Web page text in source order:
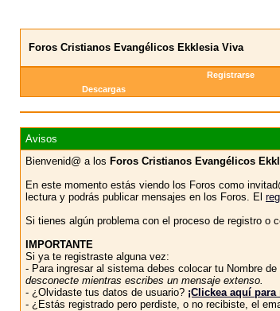
Foros Cristianos Evangélicos Ekklesia Viva
Registrarse
Descargas
Avisos
Bienvenid@ a los Foros Cristianos Evangélicos
En este momento estás viendo los Foros como
lectura y podrás publicar mensajes en los Foros. El
Si tienes algún problema con el proceso de registro o
IMPORTANTE
Si ya te registraste alguna vez:
- Para ingresar al sistema debes colocar tu Nombre
desconecte mientras escribes un mensaje extenso.
- ¿Olvidaste tus datos de usuario? ¡Clickea aquí
- ¿Estás registrado pero perdiste, o no recibiste, el